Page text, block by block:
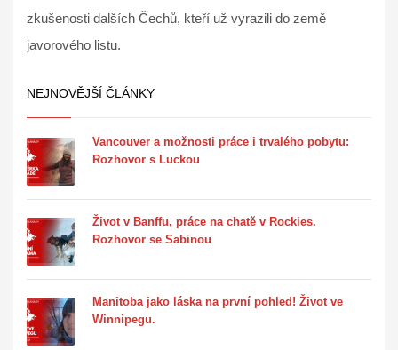
zkušenosti dalších Čechů, kteří už vyrazili do země
javorového listu.
NEJNOVĚJŠÍ ČLÁNKY
Vancouver a možnosti práce i trvalého pobytu:
Rozhovor s Luckou
Život v Banffu, práce na chatě v Rockies.
Rozhovor se Sabinou
Manitoba jako láska na první pohled! Život ve
Winnipegu.